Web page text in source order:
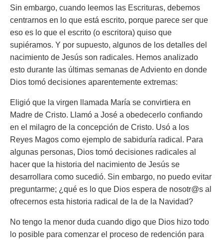
Sin embargo, cuando leemos las Escrituras, debemos
centrarnos en lo que está escrito, porque parece ser que
eso es lo que el escrito (o escritora) quiso que
supiéramos. Y por supuesto, algunos de los detalles del
nacimiento de Jesús son radicales. Hemos analizado
esto durante las últimas semanas de Adviento en donde
Dios tomó decisiones aparentemente extremas:
Eligió que la virgen llamada María se convirtiera en
Madre de Cristo. Llamó a José a obedecerlo confiando
en el milagro de la concepción de Cristo. Usó a los
Reyes Magos como ejemplo de sabiduría radical. Para
algunas personas, Dios tomó decisiones radicales al
hacer que la historia del nacimiento de Jesús se
desarrollara como sucedió. Sin embargo, no puedo evitar
preguntarme; ¿qué es lo que Dios espera de nosotr@s al
ofrecernos esta historia radical de la de la Navidad?
No tengo la menor duda cuando digo que Dios hizo todo
lo posible para comenzar el proceso de redención para